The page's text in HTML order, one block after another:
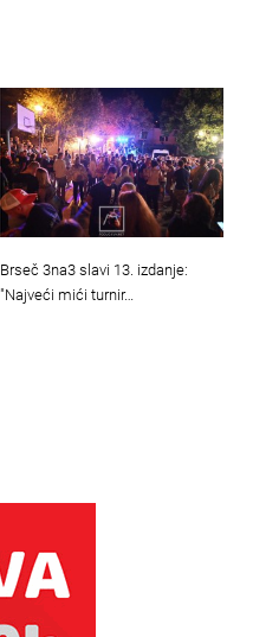
Brseč 3na3 slavi 13. izdanje:
"Najveći mići turnir…